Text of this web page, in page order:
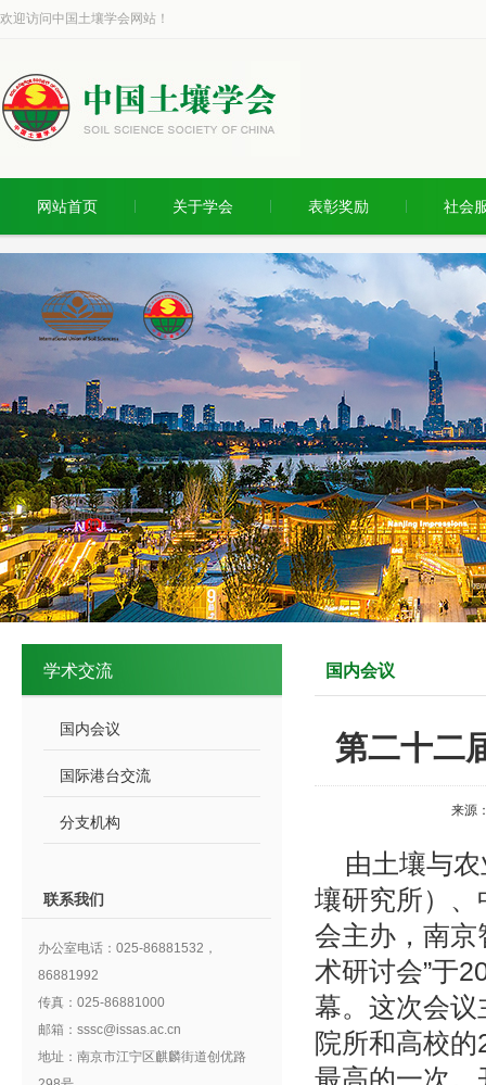
欢迎访问中国土壤学会网站！
网站首页 关于学会 表彰奖励 社会
学术交流
国内会议
国际港台交流
分支机构
联系我们
办公室电话：025-86881532，
86881992
传真：025-86881000
邮箱：sssc@issas.ac.cn
地址：南京市江宁区麒麟街道创优路
国内会议
第二十二
来源
由土壤与
壤研究所）
会主办，南京
术研讨会”于
幕。这次会议
院所和高校
最高的一次